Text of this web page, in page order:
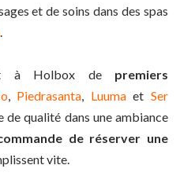
et de soins dans des spas
à Holbox de premiers
, Piedrasanta, LuumaetSer
de qualité dans une ambiance
de réserver une
vite.